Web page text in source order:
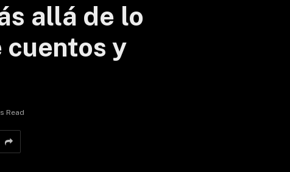
allá de lo
cuentos y
Read